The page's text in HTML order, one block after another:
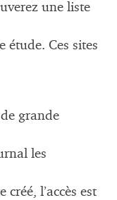
une liste
étude. Ces sites
grande
les
l’accès est